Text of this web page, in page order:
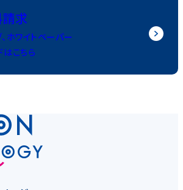
求
ホワイトペーパー
こちら